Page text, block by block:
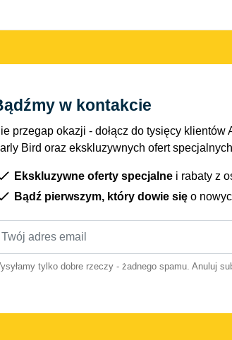
w kontakcie
przegap okazji - dołącz do tysięcy
Bird oraz ekskluzywnych ofert
Ekskluzywne oferty specjalne i rabaty z
Bądź pierwszym, który dowie się o
tylko dobre rzeczy - żadnego spamu. Anuluj